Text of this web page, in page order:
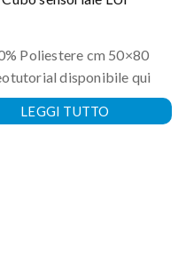
Poliestere cm 50×80
disponibile qui
LEGGI TUTTO